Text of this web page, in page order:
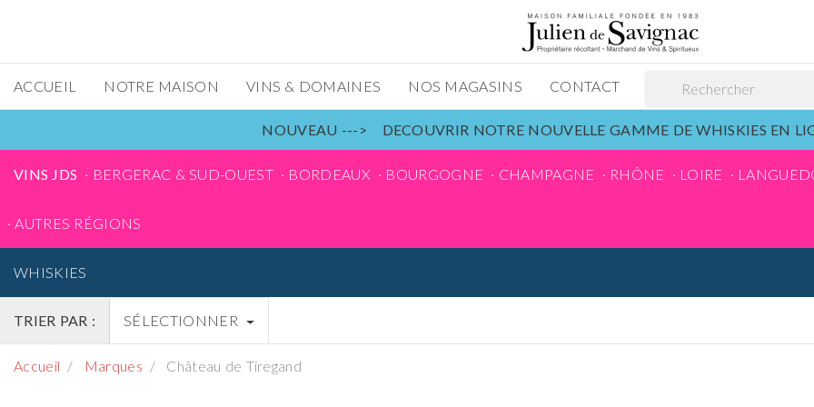
ACCUEIL NOTRE MAISON VINS & DOMAINES NOS MAGASINS CONTACT
NOUVEAU ---> DECOUVRIR NOTRE NOUVELLE GAMME DE WHISKIES EN
VINS JDS BERGERAC & SUD-OUEST BORDEAUX BOURGOGNE CHAMPAGNE RHÔNE LOIRE
AUTRES RÉGIONS
WHISKIES
TRIER PAR : SÉLECTIONNER
Accueil Marques Château de Tiregand